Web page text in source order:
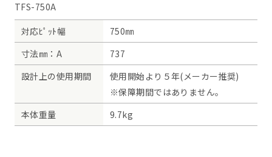
TFS-750A
対応ﾋﾟｯﾄ幅
750㎜
寸法㎜：A
737
設計上の使用期間
使用開始より５年(メーカー推奨)
※保障期間ではありません。
本体重量
9.7kg